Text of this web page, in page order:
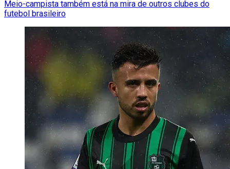
Meio-campista também está na mira de outros clubes do
futebol brasileiro